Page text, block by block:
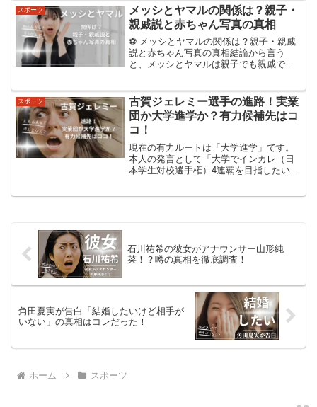
彼女はいないようです。吉井選手のSNS
や公式プロフィールに彼...
スポーツ
メッシとヤマルの関係は？親子・
親戚説と赤ちゃん写真の真相
⚽ メッシとヤマルの関係は？親子・親戚
説と赤ちゃん写真の真相結論から言う
と、メッシとヤマルは親子でも親戚でも
だ、その出会いが約19年後にワールドカ
ップ決勝という形でつ...
スポーツ
古賀ジェレミー選手の進路！実業
団か大学進学か？有力候補先はコ
コ！
現在の有力ルートは「大学進学」です。
本人の発言として「大学でインカレ（日
本学生対校選手権）4連覇を目指したい」
石川祐希の彼女がアナウンサー山形純
菜！？噂の真相を徹底調査！
角田夏実が告白「結婚したいけど相手が
いない」の真相はコレだった！
ホーム スポーツ